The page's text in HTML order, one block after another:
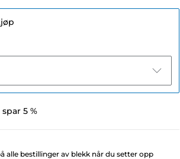
5 %
alle bestillinger av blekk når du setter opp